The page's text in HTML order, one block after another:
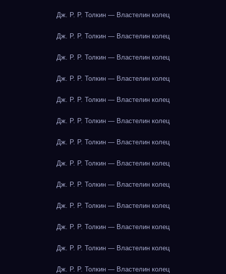
Дж. Р. Р. Толкин — Властелин колец
Дж. Р. Р. Толкин — Властелин колец
Дж. Р. Р. Толкин — Властелин колец
Дж. Р. Р. Толкин — Властелин колец
Дж. Р. Р. Толкин — Властелин колец
Дж. Р. Р. Толкин — Властелин колец
Дж. Р. Р. Толкин — Властелин колец
Дж. Р. Р. Толкин — Властелин колец
Дж. Р. Р. Толкин — Властелин колец
Дж. Р. Р. Толкин — Властелин колец
Дж. Р. Р. Толкин — Властелин колец
Дж. Р. Р. Толкин — Властелин колец
Дж. Р. Р. Толкин — Властелин колец